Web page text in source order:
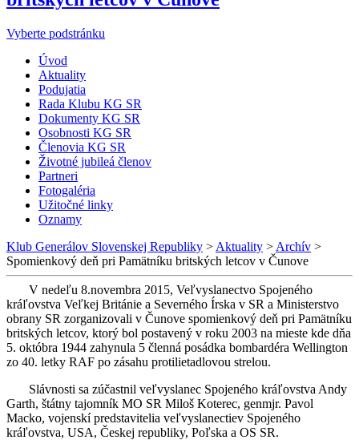
Vyberte podstránku
Úvod
Aktuality
Podujatia
Rada Klubu KG SR
Dokumenty KG SR
Osobnosti KG SR
Členovia KG SR
Životné jubileá členov
Partneri
Fotogaléria
Užitočné linky
Oznamy
Klub Generálov Slovenskej Republiky > Aktuality > Archív >
Spomienkový deň pri Pamätníku britských letcov v Čunove
V nedeľu 8.novembra 2015, Veľvyslanectvo Spojeného
kráľovstva Veľkej Británie a Severného Írska v SR a Ministerstvo
obrany SR zorganizovali v Čunove spomienkový deň pri Pamätníku
britských letcov, ktorý bol postavený v roku 2003 na mieste kde dňa
5. októbra 1944 zahynula 5 členná posádka bombardéra Wellington
zo 40. letky RAF po zásahu protilietadlovou strelou.
Slávnosti sa zúčastnil veľvyslanec Spojeného kráľovstva Andy
Garth, štátny tajomník MO SR Miloš Koterec, genmjr. Pavol
Macko, vojenskí predstavitelia veľvyslanectiev Spojeného
kráľovstva, USA, Českej republiky, Poľska a OS SR.